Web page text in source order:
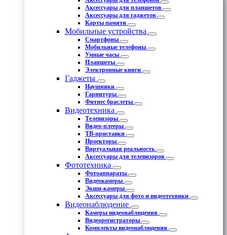
Аксессуары для планшетов
Аксессуары для гаджетов
Карты памяти
Мобильные устройства
Смартфоны
Мобильные телефоны
Умные часы
Планшеты
Электронные книги
Гаджеты
Наушники
Гарнитуры
Фитнес браслеты
Видеотехника
Телевизоры
Видео-плееры
ТВ-приставки
Проекторы
Виртуальная реальность
Аксессуары для телевизоров
Фототехника
Фотоаппараты
Видеокамеры
Экшн-камеры
Аксессуары для фото и видеотехники
Видеонаблюдение
Камеры видеонаблюдения
Видеорегистраторы
Комплекты видеонаблюдения